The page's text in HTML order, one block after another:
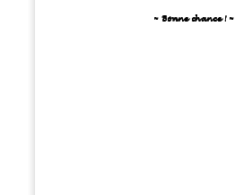
~ Bonne chance~